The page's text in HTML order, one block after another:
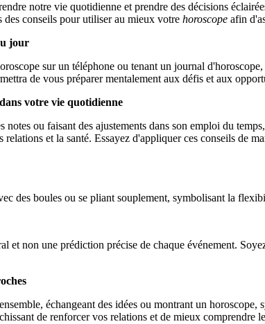
notre vie quotidienne et prendre des décisions
conseils pour utiliser au mieux votre horoscope afin
jour
de vous préparer mentalement aux défis et aux
votre vie quotidienne
et la santé. Essayez d'appliquer ces conseils de
et non une prédiction précise de chaque événement.
de renforcer vos relations et de mieux comprendre